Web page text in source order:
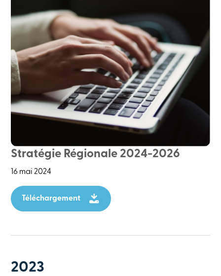
Stratégie Régionale 2024-2026
16 mai 2024
Téléchargement
2023